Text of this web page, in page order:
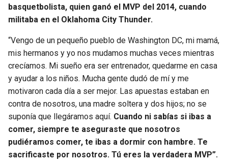
basquetbolista, quien ganó el MVP del 2014, cuando
militaba en el Oklahoma City Thunder.
“Vengo de un pequeño pueblo de Washington DC, mi mamá,
mis hermanos y yo nos mudamos muchas veces mientras
crecíamos. Mi sueño era ser entrenador, quedarme en casa
y ayudar a los niños. Mucha gente dudó de mí y me
motivaron cada día a ser mejor. Las apuestas estaban en
contra de nosotros, una madre soltera y dos hijos; no se
suponía que llegáramos aquí. Cuando ni sabías si ibas a
comer, siempre te aseguraste que nosotros
pudiéramos comer, te ibas a dormir con hambre. Te
sacrificaste por nosotros. Tú eres la verdadera MVP”.